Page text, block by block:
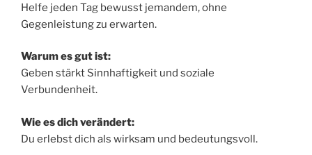
Helfe jeden Tag bewusst jemandem, ohne
Gegenleistung zu erwarten.
Warum es gut ist:
Geben stärkt Sinnhaftigkeit und soziale
Verbundenheit.
Wie es dich verändert:
Du erlebst dich als wirksam und bedeutungsvoll.